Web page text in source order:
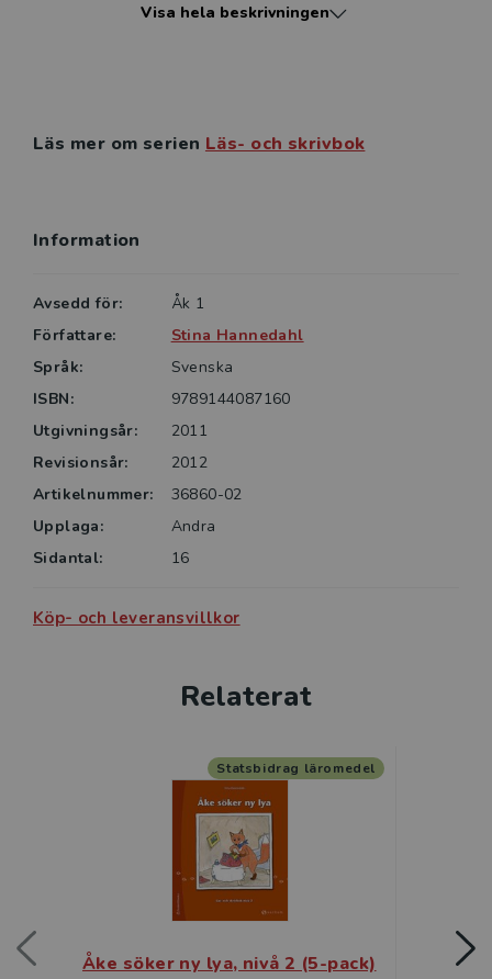
• Leo är en mås
• Ida tar ett bad
• Åke söker ny lya
Visa hela beskrivningen
Läs mer om serien Läs- och skrivbok
Information
Avsedd för:
Åk 1
Författare:
Stina Hannedahl
Språk:
Svenska
ISBN:
9789144087160
Utgivningsår:
2011
Revisionsår:
2012
Artikelnummer:
36860-02
Upplaga:
Andra
Sidantal:
16
Köp- och leveransvillkor
Relaterat
Åke söker ny lya, nivå 2 (5-pack)
Statsbidrag läromedel
Fia